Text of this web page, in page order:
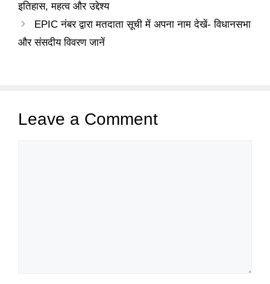
इतिहास, महत्व और उद्देश्य
EPIC नंबर द्वारा मतदाता सूची में अपना नाम देखें- विधानसभा
और संसदीय विवरण जानें
Leave a Comment